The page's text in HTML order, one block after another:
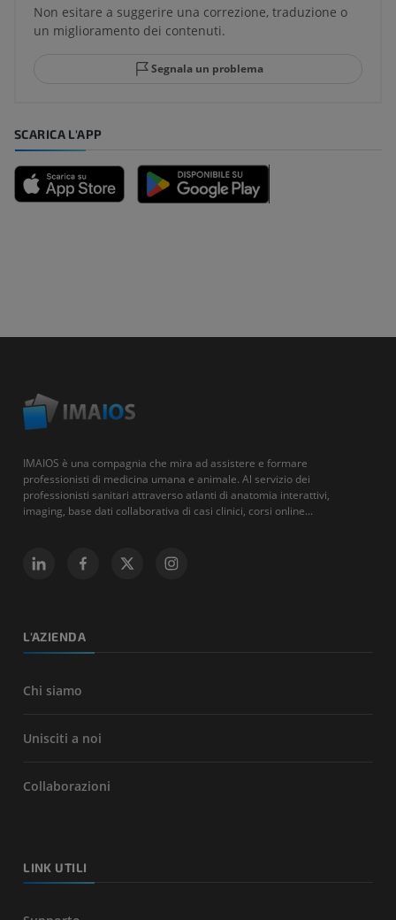
Non esitare a suggerire una correzione, traduzione o
un miglioramento dei contenuti.
Segnala un problema
SCARICA L'APP
IMAIOS è una compagnia che mira ad assistere e formare
professionisti di medicina umana e animale. Al servizio dei
professionisti sanitari attraverso atlanti di anatomia interattivi,
imaging, base dati collaborativa di casi clinici, corsi online...
L'AZIENDA
Chi siamo
Unisciti a noi
Collaborazioni
LINK UTILI